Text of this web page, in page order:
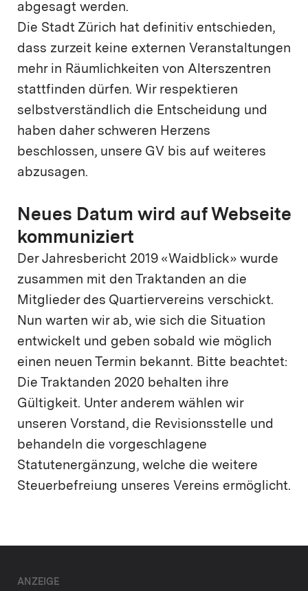
abgesagt werden.
Die Stadt Zürich hat definitiv entschieden,
dass zurzeit keine externen Veranstaltungen
mehr in Räumlichkeiten von Alterszentren
stattfinden dürfen. Wir respektieren
selbstverständlich die Entscheidung und
haben daher schweren Herzens
beschlossen, unsere GV bis auf weiteres
abzusagen.
Neues Datum wird auf Webseite
kommuniziert
Der Jahresbericht 2019 «Waidblick» wurde
zusammen mit den Traktanden an die
Mitglieder des Quartiervereins verschickt.
Nun warten wir ab, wie sich die Situation
entwickelt und geben sobald wie möglich
einen neuen Termin bekannt. Bitte beachtet:
Die Traktanden 2020 behalten ihre
Gültigkeit. Unter anderem wählen wir
unseren Vorstand, die Revisionsstelle und
behandeln die vorgeschlagene
Statutenergänzung, welche die weitere
Steuerbefreiung unseres Vereins ermöglicht.
ANZEIGE